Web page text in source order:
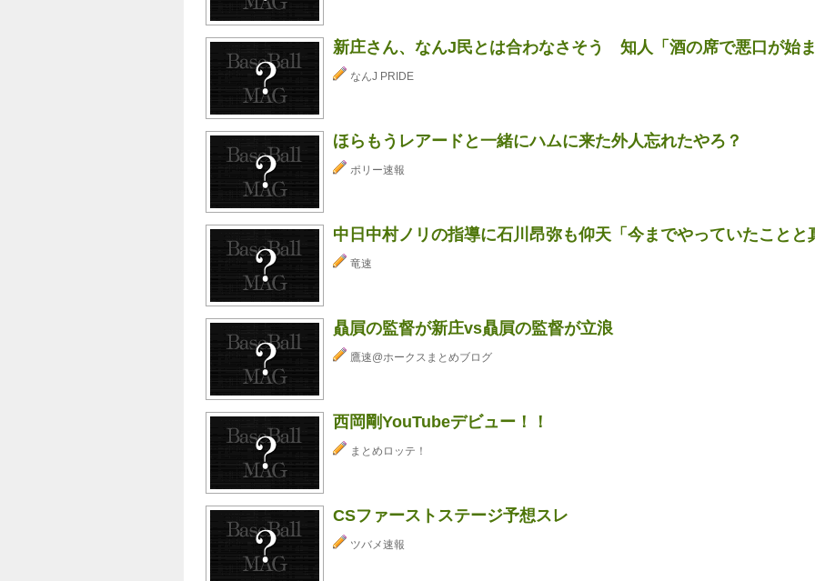
新庄さん、なんJ民とは合わなさそう 知人「酒の席で悪口が始
なんJ PRIDE
ほらもうレアードと一緒にハムに来た外人忘れたやろ？
ポリー速報
中日中村ノリの指導に石川昂弥も仰天「今までやっていたこと
竜速
贔屓の監督が新庄vs贔屓の監督が立浪
鷹速@ホークスまとめブログ
西岡剛YouTubeデビュー！！
まとめロッテ！
CSファーストステージ予想スレ
ツバメ速報